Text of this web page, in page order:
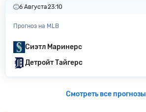
6 Августа23:10
Прогноз на MLB
Сиэтл Маринерс
Детройт Тайгерс
Смотреть все прогнозы